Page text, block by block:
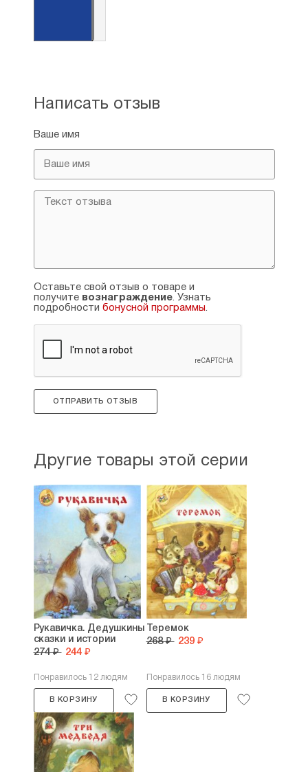
Написать отзыв
Ваше имя
Оставьте свой отзыв о товаре и
получите вознаграждение. Узнать
подробности бонусной программы.
ОТПРАВИТЬ ОТЗЫВ
Другие товары этой серии
Рукавичка. Дедушкины
сказки и истории
274 ₽ 244 ₽
Понравилось 12 людям
В КОРЗИНУ
Теремок
268 ₽ 239 ₽
Понравилось 16 людям
В КОРЗИНУ